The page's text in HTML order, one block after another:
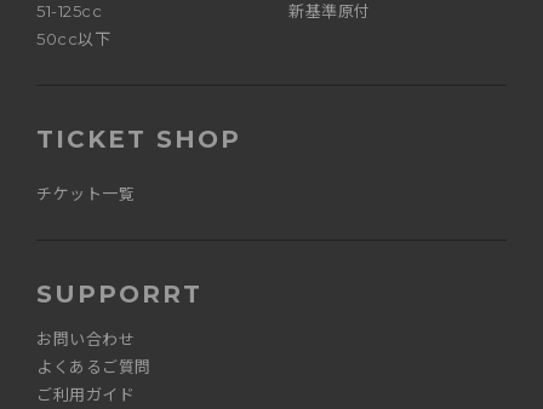
51-125cc
新基準原付
50cc以下
TICKET SHOP
チケット一覧
SUPPORRT
お問い合わせ
よくあるご質問
ご利用ガイド